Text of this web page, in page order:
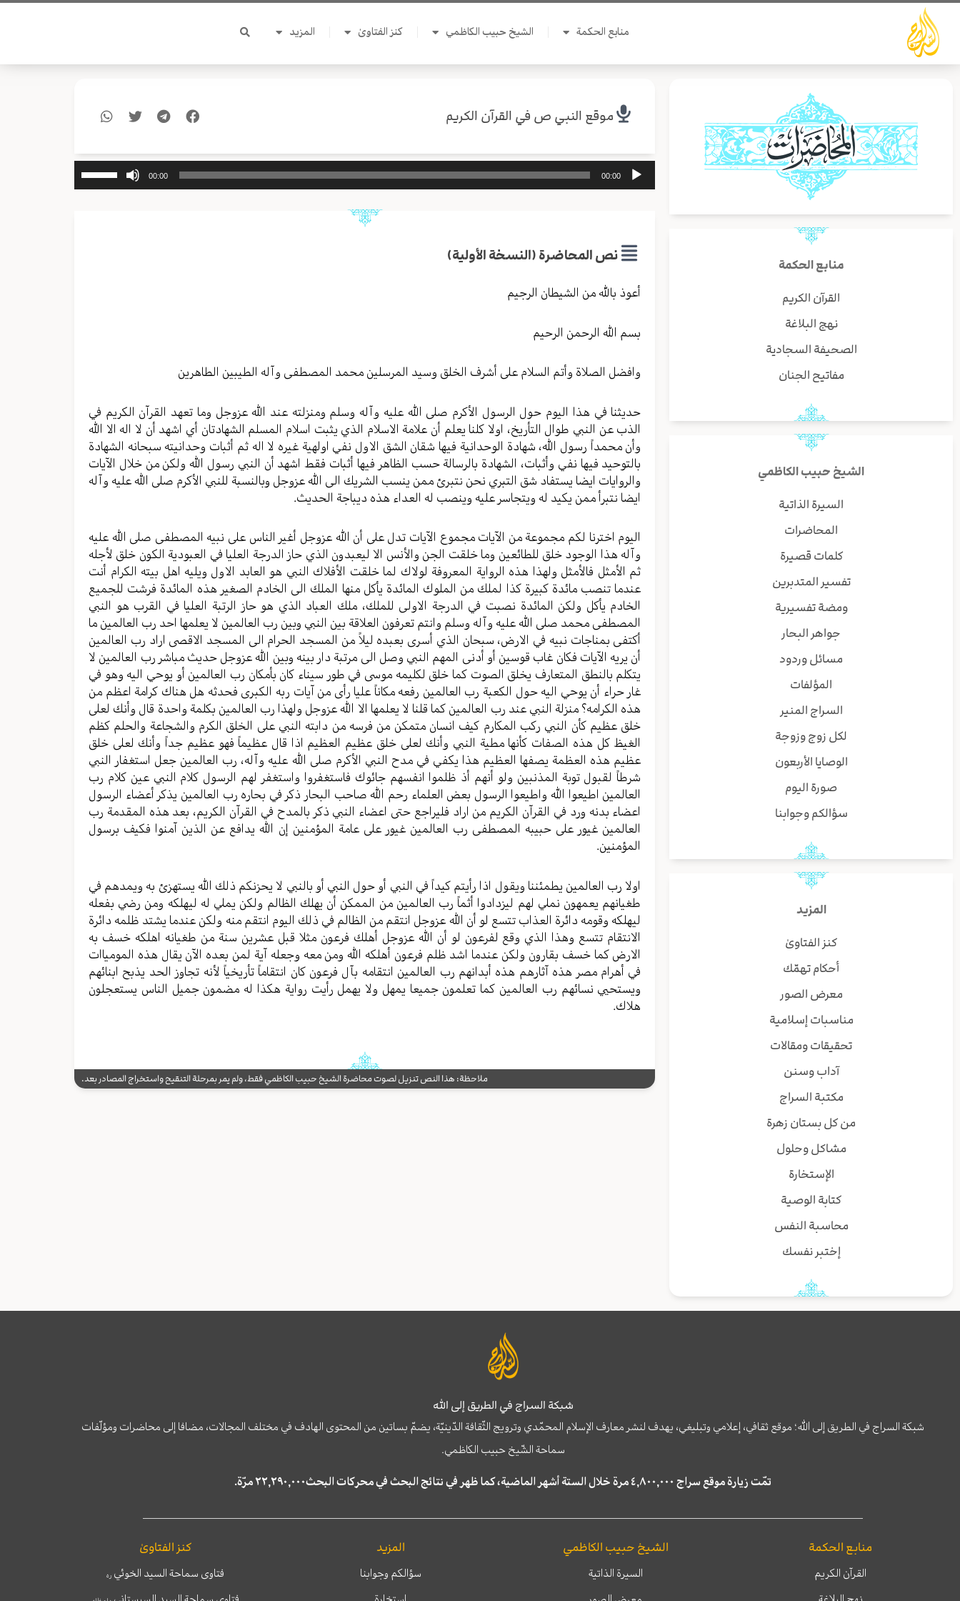
تخطي
المحتوى
منابع الحكمة الشيخ حبيب الكاظمي كنز الفتاوىٰ المزيد
منابع الحكمة
القرآن الكريم
نهج البلاغة
الصحيفة السجادية
مفاتيح الجنان
الشيخ حبيب الكاظمي
السيرة الذاتية
المحاضرات
كلمات قصيرة
تفسير المتدبرين
ومضة تفسيرية
جواهر البحار
مسائل وردود
المؤلفات
السراج المنير
لكل زوج وزوجة
الوصايا الأربعون
صورة اليوم
سؤالكم وجوابنا
المزيد
كنز الفتاوىٰ
أحكام تهمّك
معرض الصور
مناسبات إسلامية
تحقيقات ومقالات
آداب وسنن
مكتبة السراج
من كل بستان زهرة
مشاكل وحلول
الإستخارة
كتابة الوصية
محاسبة النفس
إختبر نفسك
موقع النبي ص في القرآن الكريم
مشغل
00:00
00:00
نص المحاضرة (النسخة الأولية)
أعوذ بالله من الشيطان الرجيم
بسم الله الرحمن الرحيم
وافضل الصلاة وأتم السلام على أشرف الخلق وسيد المرسلين محمد المصطفى وآله الطيبين الطاهرين
حديثنا في هذا اليوم حول الرسول الأكرم صلى الله عليه وآله وسلم ومنزلته عند الله عزوجل وما تعهد القرآن الكريم في
الذب عن النبي طوال التأريخ، اولا كلنا يعلم أن علامة الاسلام الذي يثبت اسلام المسلم الشهادتان أي اشهد أن لا اله الا الله
وأن محمداً رسول الله، شهادة الوحدانية فيها شقان الشق الاول نفي اولهية غيره لا اله ثم أثبات وحدانيته سبحانه الشهادة
بالتوحيد فيها نفي وأثبات، الشهادة بالرسالة حسب الظاهر فيها أثبات فقط اشهد أن النبي رسول الله ولكن من خلال الآيات
والروايات ايضا يستفاد شق التبري نحن نتبرئ ممن ينسب الشريك الى الله عزوجل وبالنسبة للنبي الأكرم صلى الله عليه وآله
ايضا نتبرأ ممن يكيد له ويتجاسر عليه وينصب له العداء هذه ديباجة الحديث.
اليوم اخترنا لكم مجموعة من الآيات مجموع الآيات تدل على أن الله عزوجل أغير الناس على نبيه المصطفى صلى الله عليه
وآله هذا الوجود خلق للطائعين وما خلقت الجن والأنس الا ليعبدون الذي حاز الدرجة العليا في العبودية الكون خلق لأجله
ثم الأمثل فالأمثل ولهذا هذه الرواية المعروفة لولاك لما خلقت الأفلاك النبي هو العابد الاول ويليه اهل بيته الكرام أنت
عندما تنصب مائدة كبيرة كذا لملك من الملوك المائدة يأكل منها الملك الى الخادم الصغير هذه المائدة فرشت للجميع
الخادم يأكل ولكن المائدة نصبت في الدرجة الاولى للملك، ملك العباد الذي هو حاز الرتبة العليا في القرب هو النبي
المصطفى محمد صلى الله عليه وآله وسلم وانتم تعرفون العلاقة بين النبي وبين رب العالمين لا يعلمها احد رب العالمين ما
أكتفى بمناجات نبيه في الارض، سبحان الذي أسرى بعبده ليلاً من المسجد الحرام الى المسجد الاقصى اراد رب العالمين
أن يريه الآيات فكان غاب قوسين أو أدنى المهم النبي وصل الى مرتبة دار بينه وبين الله عزوجل حديث مباشر رب العالمين لا
يتكلم بالنطق المتعارف يخلق الصوت كما خلق لكليمه موسى في طور سيناء كان بأمكان رب العالمين أو يوحي اليه وهو في
غار حراء أن يوحي اليه حول الكعبة رب العالمين رفعه مكاناً عليا رأى من آيات ربه الكبرى فحدثه هل هناك كرامة اعظم من
هذه الكرامه؟ منزلة النبي عند رب العالمين كما قلنا لا يعلمها الا الله عزوجل ولهذا رب العالمين بكلمة واحدة قال وأنك لعلى
خلق عظيم كأن النبي ركب المكارم كيف انسان متمكن من فرسه من دابته النبي على الخلق الكرم والشجاعة والحلم كظم
الغيظ كل هذه الصفات كأنها مطية النبي وأنك لعلى خلق عظيم العظيم اذا قال عظيماً فهو عظيم جداً وأنك لعلى خلق
عظيم هذه العظمة يصفها العظيم هذا يكفي في مدح النبي الأكرم صلى الله عليه وآله، رب العالمين جعل استغفار النبي
شرطاً لقبول توبة المذنبين ولو أنهم أذ ظلموا انفسهم جائوك فاستغفروا واستغفر لهم الرسول كلام النبي عين كلام رب
العالمين اطيعوا الله واطيعوا الرسول بعض العلماء رحم الله صاحب البحار ذكر في بحاره رب العالمين يذكر أعضاء الرسول
اعضاء بدنه ورد في القرآن الكريم من اراد فليراجع حتى اعضاء النبي ذكر بالمدح في القرآن الكريم، بعد هذه المقدمة رب
العالمين غيور على حبيبه المصطفى رب العالمين غيور على عامة المؤمنين إن الله يدافع عن الذين آمنوا فكيف برسول
المؤمنين.
اولا رب العالمين يطمئننا ويقول اذا رأيتم كيداً في النبي أو حول النبي أو بالنبي لا يحزنكم ذلك الله يستهزئ به ويمدهم في
طغيانهم يعمهون نملي لهم ليزدادوا أثماً رب العالمين من الممكن أن يهلك الظالم ولكن يملي له ليهلكه ومن رضي بفعله
ليهلكه وقومه دائرة العذاب تتسع لو أن الله عزوجل انتقم من الظالم في ذلك اليوم انتقم منه ولكن عندما يشتد ظلمه دائرة
الانتقام تتسع وهذا الذي وقع لفرعون لو أن الله عزوجل أهلك فرعون مثلا قبل عشرين سنة من طغيانه اهلكه خسف به
الارض كما خسف بقارون ولكن عندما اشد ظلم فرعون أهلكه الله ومن معه وجعله آية لمن بعده الآن يقال هذه المومياات
في أهرام مصر هذه آثارهم هذه أبدانهم رب العالمين انتقامه بآل فرعون كان انتقاماً تأريخياً لأنه تجاوز الحد يذبح ابنائهم
ويستحيي نسائهم رب العالمين كما تعلمون جميعا يمهل ولا يهمل رأيت رواية هكذا له مضمون جميل الناس يستعجلون
هلاك.
ملاحظة: هذا النص تنزيل لصوت محاضرة الشيخ حبيب الكاظمي فقط، ولم يمر بمرحلة التنقيح واستخراج المصادر بعد.
شبكة السراج في الطريق إلى الله
شبكة السراج في الطريق إلى الله؛ موقع ثقافي، إعلامي وتبليغي، يهدف لنشر معارف الإسلام المحمّدي وترويج الثّقافة الدّينيّة، يضمّ بساتين من المحتوى الهادف في مختلف المجالات، مضافا إلى محاضرات ومؤلّفات
سماحة الشّيخ حبيب الكاظمي.
تمّت زيارة موقع سراج ٤,٨٠٠,٠٠٠ مرة خلال الستة أشهر الماضية، كما ظهر في نتائج البحث في محركات البحث٢٢,٢٩٠,٠٠٠ مرّة.
منابع الحكمة
القرآن الكريم
الشيخ حبيب الكاظمي
السيرة الذاتية
المزيد
سؤالكم وجوابنا
كنز الفتاوىٰ
فتاوى سماحة السيد الخوئي ره